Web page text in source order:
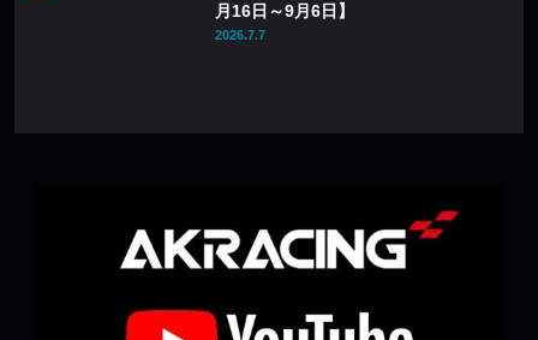
月16日～9月6日】
2026.7.7